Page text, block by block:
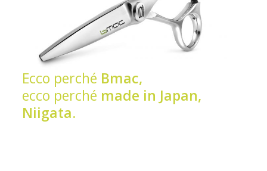
Ecco perché Bmac,
ecco perché made in Japan,
Niigata.